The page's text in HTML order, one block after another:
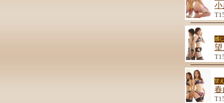
小
感
望
甘
春